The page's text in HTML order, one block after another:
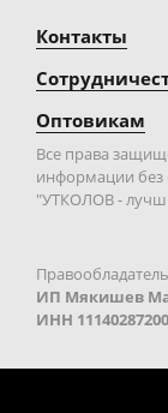
Контакты
Оптовикам
Все права
информации без
"УТКОЛОВ -
ИП Мякишев
ИНН